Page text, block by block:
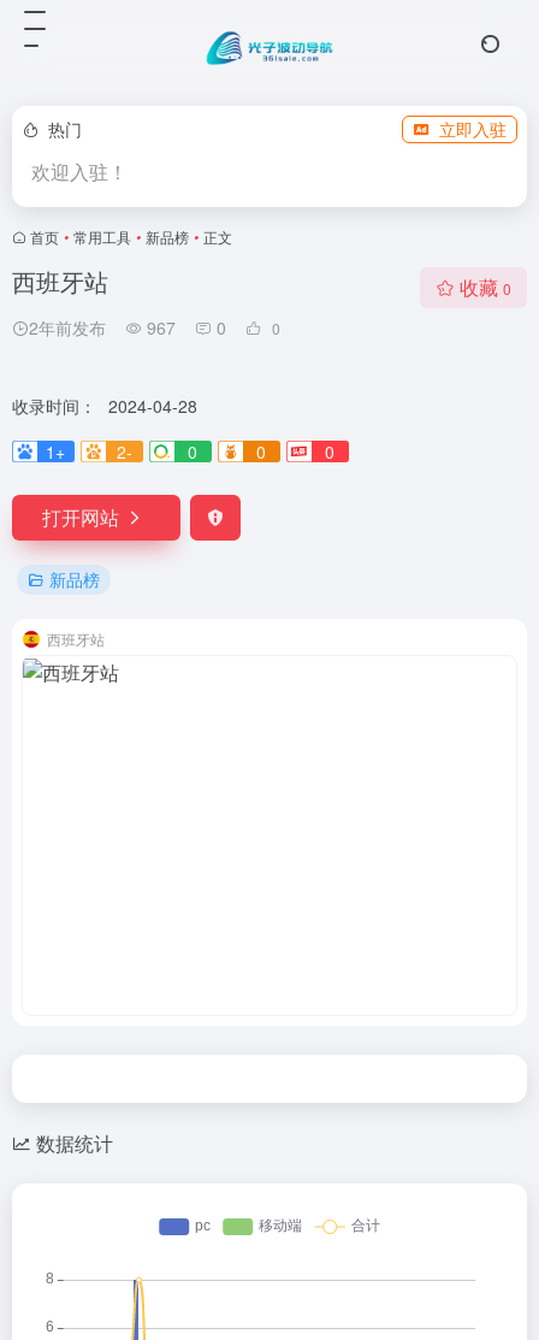
热门 立即入驻
欢迎入驻！
首页 • 常用工具 • 新品榜 • 正文
西班牙站
2年前发布 967 0 0
收藏 0
收录时间：
2024-04-28
1+
2- 0 0 0
打开网站
新品榜
西班牙站
数据统计